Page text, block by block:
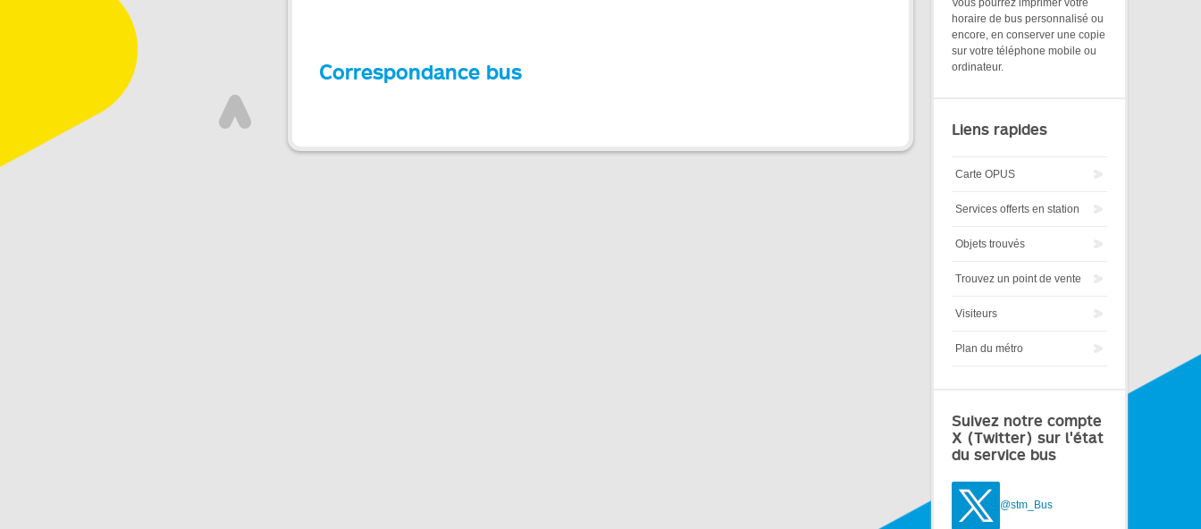
Correspondance bus
horaire de bus personnalisé ou
encore, en conserver une copie
sur votre téléphone mobile ou
ordinateur.
Liens rapides
Carte OPUS
Services offerts en station
Objets trouvés
Trouvez un point de vente
Visiteurs
Plan du métro
Suivez notre compte
X (Twitter) sur l'état
du service bus
@stm_Bus